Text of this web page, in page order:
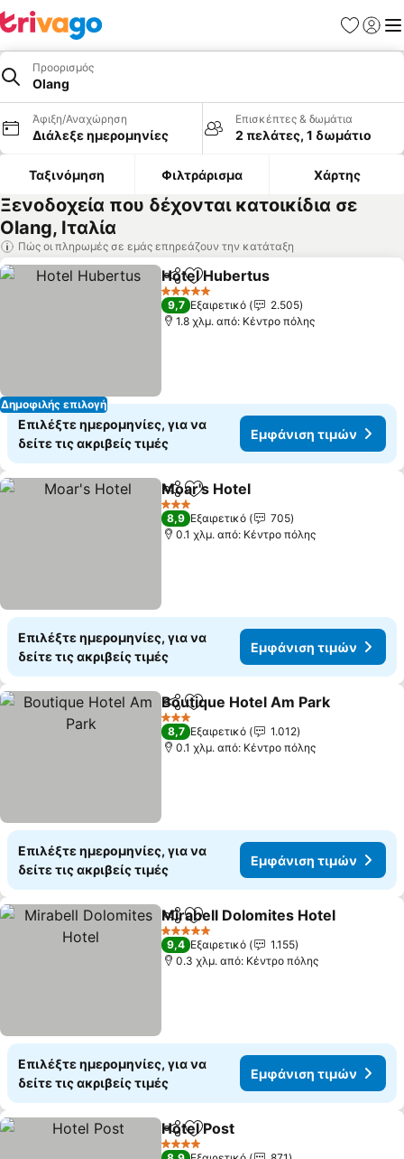
Προορισμός
Olang
Άφιξη/Αναχώρηση
Διάλεξε ημερομηνίες
Επισκέπτες & δωμάτια
2 πελάτες, 1 δωμάτιο
Ταξινόμηση Φιλτράρισμα Χάρτης
Ξενοδοχεία που δέχονται κατοικίδια σε
Olang, Ιταλία
Πώς οι πληρωμές σε εμάς επηρεάζουν την κατάταξη
Δημοφιλής επιλογή
Κοινοποίηση
Προσθήκη στα αγαπημένα
Hotel Hubertus
5 Αστέρια
9,7 Εξαιρετικό
2.505
1.8 χλμ. από: Κέντρο πόλης
Επιλέξτε ημερομηνίες, για να
δείτε τις ακριβείς τιμές
Εμφάνιση τιμών
Κοινοποίηση
Προσθήκη στα αγαπημένα
Moar's Hotel
3 Αστέρια
8,9 Εξαιρετικό
705
0.1 χλμ. από: Κέντρο πόλης
Επιλέξτε ημερομηνίες, για να
δείτε τις ακριβείς τιμές
Εμφάνιση τιμών
Κοινοποίηση
Προσθήκη στα αγαπημένα
Boutique Hotel Am Park
3 Αστέρια
8,7 Εξαιρετικό
1.012
0.1 χλμ. από: Κέντρο πόλης
Επιλέξτε ημερομηνίες, για να
δείτε τις ακριβείς τιμές
Εμφάνιση τιμών
Κοινοποίηση
Προσθήκη στα αγαπημένα
Mirabell Dolomites Hotel
5 Αστέρια
9,4 Εξαιρετικό
1.155
0.3 χλμ. από: Κέντρο πόλης
Επιλέξτε ημερομηνίες, για να
δείτε τις ακριβείς τιμές
Εμφάνιση τιμών
Κοινοποίηση
Προσθήκη στα αγαπημένα
Hotel Post
4 Αστέρια